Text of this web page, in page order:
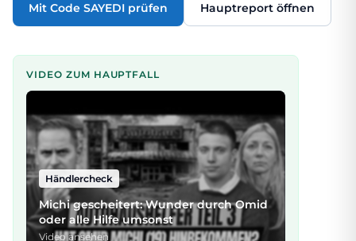
Mit Code SAYEDI prüfen Hauptreport öffnen
VIDEO ZUM HAUPTFALL
Händlercheck
Michi gescheitert: Wunder durch Omid
oder alle Hilfe umsonst
Video ansehen